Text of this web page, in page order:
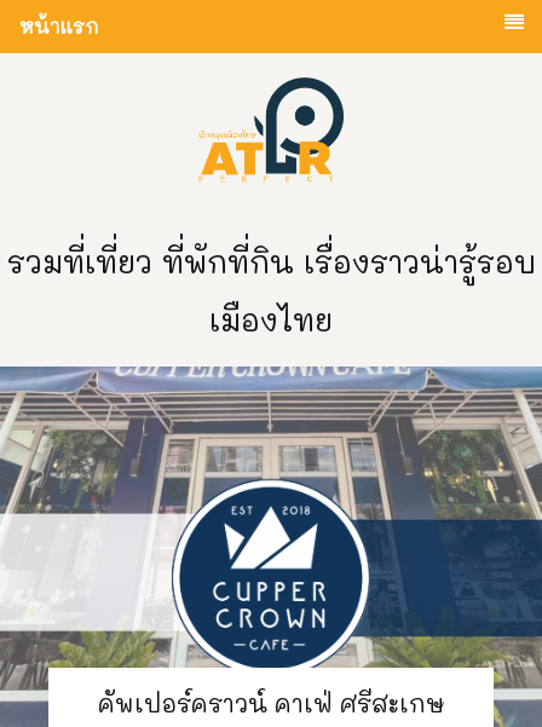
หน้าแรก
รวมที่เที่ยว ที่พักที่กิน เรื่องราวน่ารู้รอบ
เมืองไทย
คัพเปอร์คราวน์ คาเฟ่ ศรีสะเกษ